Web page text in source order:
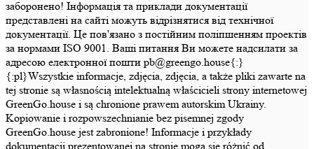
заборонено! Інформація та приклади документації
представлені на сайті можуть відрізнятися від технічної
документації. Це пов'язано з постійним поліпшенням проектів
за нормами ISO 9001. Ваші питання Ви можете надсилати за
адресою електронної пошти pb@greengo.house{:}
{:pl}Wszystkie informacje, zdjęcia, zdjęcia, a także pliki zawarte na
tej stronie są własnością intelektualną właścicieli strony internetowej
GreenGo.house i są chronione prawem autorskim Ukrainy.
Kopiowanie i rozpowszechnianie bez pisemnej zgody
GreenGo.house jest zabronione! Informacje i przykłady
dokumentacji prezentowanej na stronie mogą się różnić od